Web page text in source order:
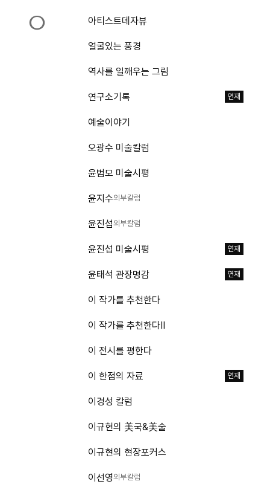
ㅇ 아티스트데자뷰
얼굴있는 풍경
역사를 일깨우는 그림
연구소기록 연재
예술이야기
오광수 미술칼럼
윤범모 미술시평
윤지수외부칼럼
윤진섭외부칼럼
윤진섭 미술시평 연재
윤태석 관장명감 연재
이 작가를 추천한다
이 작가를 추천한다Ⅱ
이 전시를 평한다
이 한점의 자료 연재
이경성 칼럼
이규현의 美국&美술
이규현의 현장포커스
이선영외부칼럼